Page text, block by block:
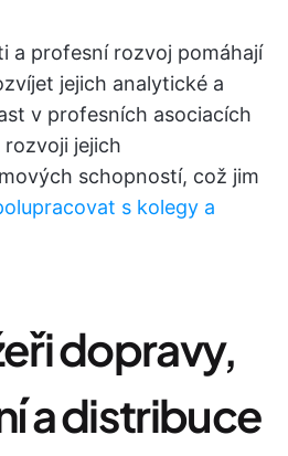
a profesní rozvoj pomáhají
jejich analytické a
v profesních asociacích
jejich
schopností, což jim
s kolegy a
dopravy,
a distribuce